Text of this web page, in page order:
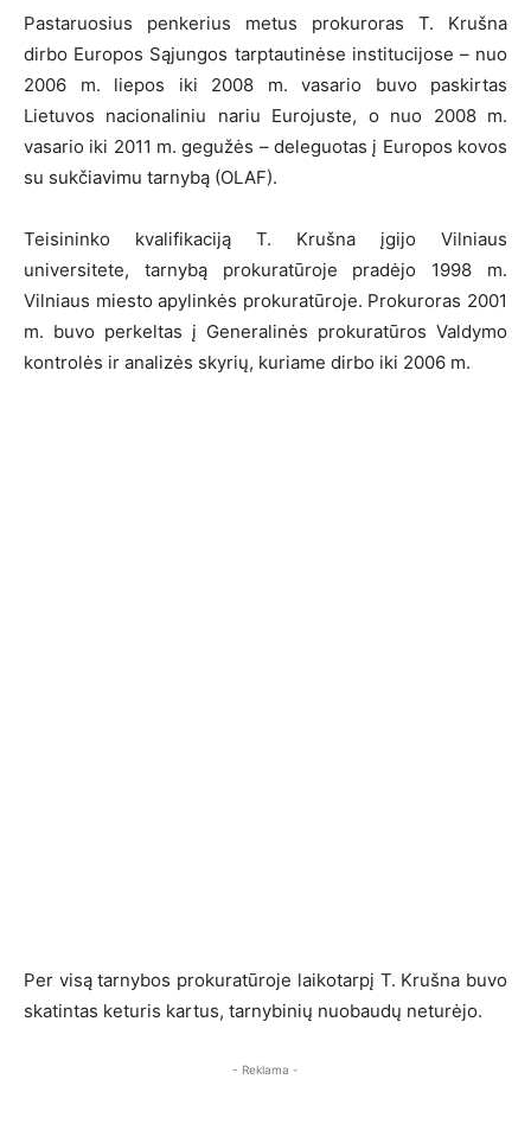
Pastaruosius penkerius metus prokuroras T. Krušna
dirbo Europos Sąjungos tarptautinėse institucijose – nuo
2006 m. liepos iki 2008 m. vasario buvo paskirtas
Lietuvos nacionaliniu nariu Eurojuste, o nuo 2008 m.
vasario iki 2011 m. gegužės – deleguotas į Europos kovos
su sukčiavimu tarnybą (OLAF).
Teisininko kvalifikaciją T. Krušna įgijo Vilniaus
universitete, tarnybą prokuratūroje pradėjo 1998 m.
Vilniaus miesto apylinkės prokuratūroje. Prokuroras 2001
m. buvo perkeltas į Generalinės prokuratūros Valdymo
kontrolės ir analizės skyrių, kuriame dirbo iki 2006 m.
Per visą tarnybos prokuratūroje laikotarpį T. Krušna buvo
skatintas keturis kartus, tarnybinių nuobaudų neturėjo.
- Reklama -